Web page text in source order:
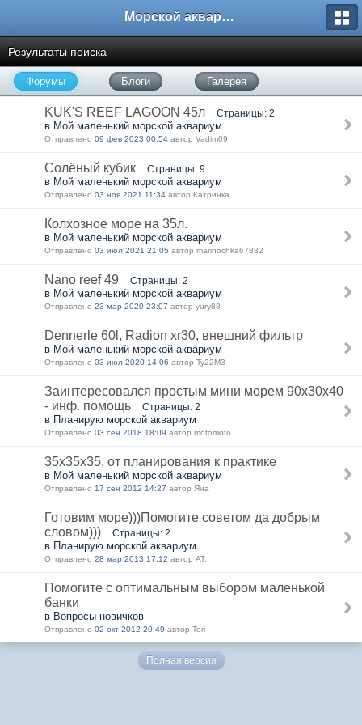
Морской аквариум. Форумы ReefCentral.ru
Результаты поиска
Форумы Блоги Галерея
KUK'S REEF LAGOON 45л Страницы: 2
в Мой маленький морской аквариум
Отправлено 09 фев 2023 00:54 автор Vadim09
Солёный кубик Страницы: 9
в Мой маленький морской аквариум
Отправлено 03 ноя 2021 11:34 автор Катринка
Колхозное море на 35л.
в Мой маленький морской аквариум
Отправлено 03 июл 2021 21:05 автор marinochka67832
Nano reef 49 Страницы: 2
в Мой маленький морской аквариум
Отправлено 23 мар 2020 23:07 автор yury88
Dennerle 60l, Radion xr30, внешний фильтр
в Мой маленький морской аквариум
Отправлено 03 июл 2020 14:06 автор Ty22M3
Заинтересовался простым мини морем 90х30х40
- инф. помощь
Страницы: 2
в Планирую морской аквариум
Отправлено 03 сен 2018 18:09 автор motomoto
35х35х35, от планирования к практике
в Мой маленький морской аквариум
Отправлено 17 сен 2012 14:27 автор Яна
Готовим море)))Помогите советом да добрым
словом)))
Страницы: 2
в Планирую морской аквариум
Отправлено 28 мар 2013 17:12 автор AT.
Помогите с оптимальным выбором маленькой
банки
в Вопросы новичков
Отправлено 02 окт 2012 20:49 автор Teri
Полная версия